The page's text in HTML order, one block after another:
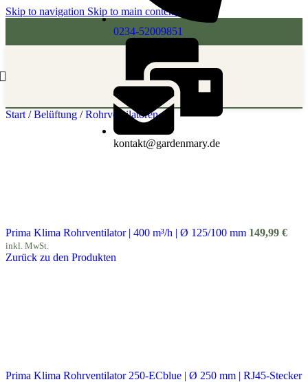
Skip to navigation Skip to main content
0234-52009851
kontakt@gardenmary.de
Start / Belüftung / Rohrventilatoren
Prima Klima Rohrventilator | 400 m³/h | Ø 125/100 mm 149,99 €
inkl. MwSt.
Zurück zu den Produkten
Prima Klima Rohrventilator 250-ECblue | Ø 250 mm | RJ45-Stecker